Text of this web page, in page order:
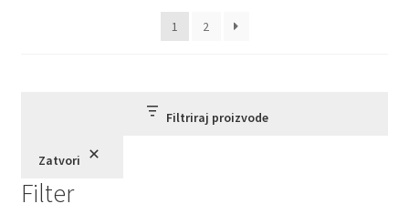
najnovijem
1
2
Filtriraj proizvode
Zatvori
Filter